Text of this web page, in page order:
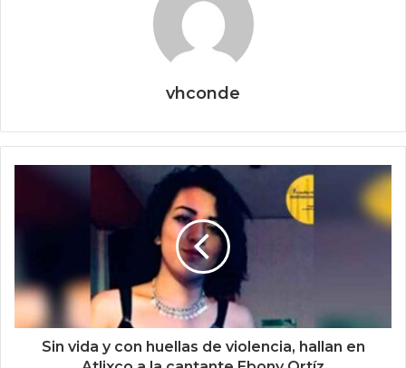
vhconde
Sin vida y con huellas de violencia, hallan en